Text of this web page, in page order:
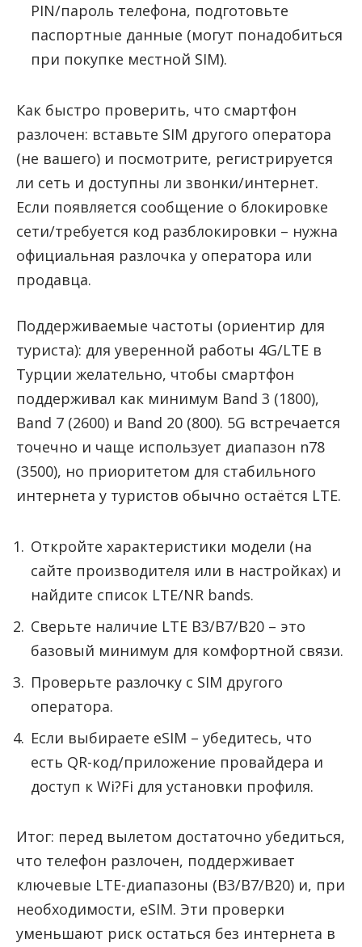
PIN/пароль телефона, подготовьте
паспортные данные (могут понадобиться
при покупке местной SIM).
Как быстро проверить, что смартфон
разлочен: вставьте SIM другого оператора
(не вашего) и посмотрите, регистрируется
ли сеть и доступны ли звонки/интернет.
Если появляется сообщение о блокировке
сети/требуется код разблокировки – нужна
официальная разлочка у оператора или
продавца.
Поддерживаемые частоты (ориентир для
туриста): для уверенной работы 4G/LTE в
Турции желательно, чтобы смартфон
поддерживал как минимум Band 3 (1800),
Band 7 (2600) и Band 20 (800). 5G встречается
точечно и чаще использует диапазон n78
(3500), но приоритетом для стабильного
интернета у туристов обычно остаётся LTE.
Откройте характеристики модели (на
сайте производителя или в настройках) и
найдите список LTE/NR bands.
Сверьте наличие LTE B3/B7/B20 – это
базовый минимум для комфортной связи.
Проверьте разлочку с SIM другого
оператора.
Если выбираете eSIM – убедитесь, что
есть QR-код/приложение провайдера и
доступ к Wi?Fi для установки профиля.
Итог: перед вылетом достаточно убедиться,
что телефон разлочен, поддерживает
ключевые LTE-диапазоны (B3/B7/B20) и, при
необходимости, eSIM. Эти проверки
уменьшают риск остаться без интернета в